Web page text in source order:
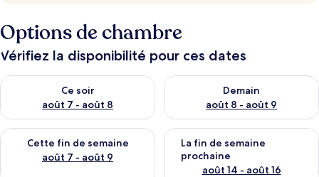
Options de chambre
Vérifiez la disponibilité pour ces dates
Ce soir
août 7 - août 8
Vérifier la disponibilité pour ce soir août 7 - août 8
Demain
août 8 - août 9
Vérifier la disponibilité pour
Cette fin de semaine
août 7 - août 9
Vérifier la disponibilité pour cette fin de semaine août 7 -
La fin de semaine
prochaine
août 14 - août 16
Vérifier la disponibilité pour